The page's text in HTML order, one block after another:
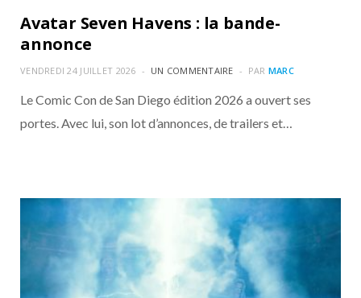
Avatar Seven Havens : la bande-
annonce
VENDREDI 24 JUILLET 2026 UN COMMENTAIRE PAR MARC
Le Comic Con de San Diego édition 2026 a ouvert ses
portes. Avec lui, son lot d’annonces, de trailers et…